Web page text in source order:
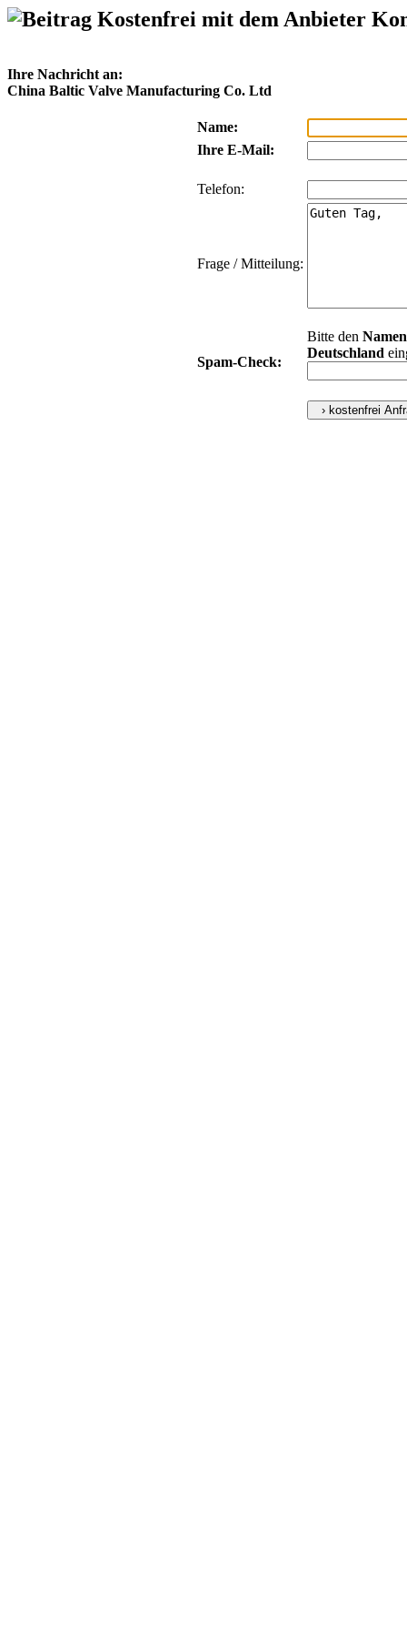
Kostenfrei mit dem Anbieter
Ihre Nachricht an:
China Baltic Valve Manufacturing Co. Ltd
Name:
Ihre E-Mail:
Telefon:
Frage / Mitteilung:
Spam-Check:
Bitte den Namen
Deutschland